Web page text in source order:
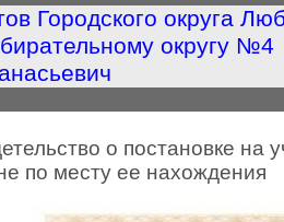
Городского округа
округу №4
о постановке на
по месту ее нахождения